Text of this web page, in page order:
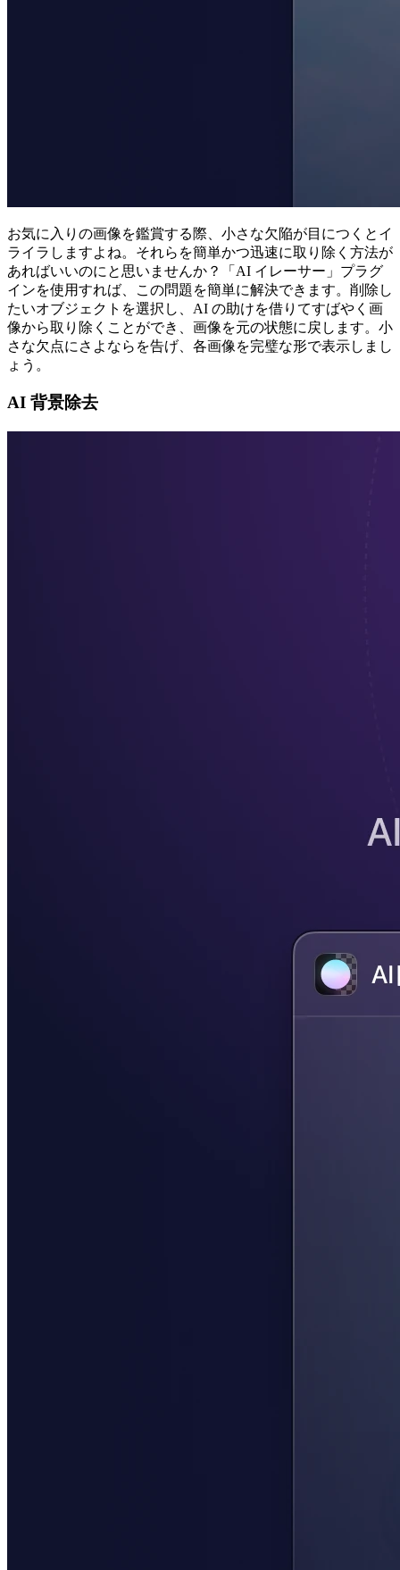
お気に入りの画像を鑑賞する際、小さな欠陥が目につくとイ
ライラしますよね。それらを簡単かつ迅速に取り除く方法が
あればいいのにと思いませんか？「AI イレーサー」プラグ
インを使用すれば、この問題を簡単に解決できます。削除し
たいオブジェクトを選択し、AI の助けを借りてすばやく画
像から取り除くことができ、画像を元の状態に戻します。小
さな欠点にさよならを告げ、各画像を完璧な形で表示しまし
ょう。
AI 背景除去